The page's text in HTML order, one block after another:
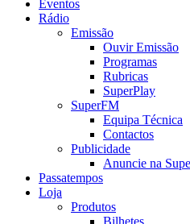
Eventos
Rádio
Emissão
Ouvir Emissão
Programas
Rubricas
SuperPlay
SuperFM
Equipa Técnica
Contactos
Publicidade
Anuncie na
Passatempos
Loja
Produtos
Bilhetes